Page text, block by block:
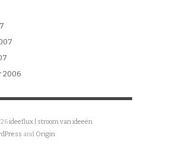
2006
ideeflux | stroom van ideeën
and Origin